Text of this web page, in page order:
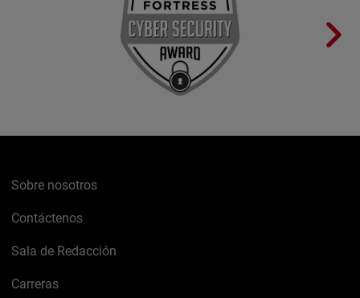
Sobre nosotros
Contáctenos
Sala de Redacción
Carreras